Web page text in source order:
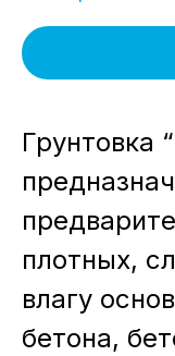
Грунтовка
плотных,
влагу
бетона,